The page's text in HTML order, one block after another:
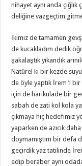
nihayet aynı anda
deliğine vazgeçtim
İkimiz de tamamen
de kucakladım dedik
şakalaştık yıkandık
Natürel ki bir kezde
de öyle yaptık İrem ’i
için de harikulade bir
sabah de zati kol kola
çıkmaya hiç hedefimiz
yaparken de azıcık
doymamıştım bir defa
geçirdik yaz tatilinde
edip beraber aynı